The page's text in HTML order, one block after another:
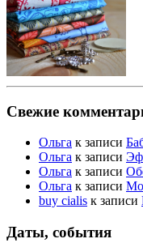
Свежие
Ольга к записи
Ольга к записи
Ольга к записи
Ольга к записи
buy cialis к записи
Даты, события